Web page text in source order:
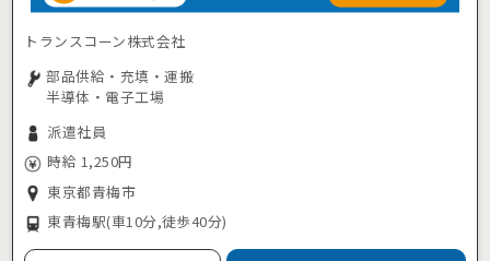
トランスコーン株式会社
部品供給・充填・運搬
半導体・電子工場
派遣社員
時給 1,250円
東京都青梅市
東青梅駅(車10分,徒歩40分)